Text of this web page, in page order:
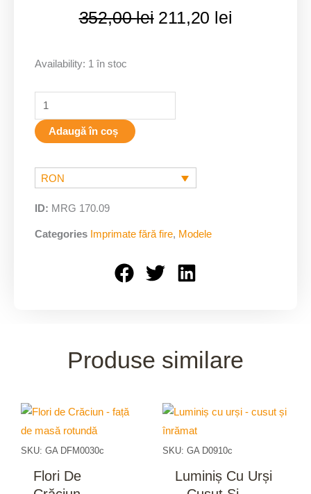
352,00lei Prețul
inițial
211,20 lei
Availability: 1 în stoc
Adaugă în coș
RON
ID: MRG 170.09
Categories Imprimate fără fire, Modele
Produse similare
SKU: GA DFM0030c
Flori De
SKU: GA D0910c
Luminiș Cu Urși